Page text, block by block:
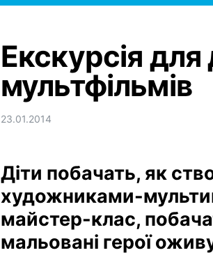
Екскурсія
мультфільмів
23.01.2014
Діти побачать, як
художниками-
майстер-клас,
мальовані герої